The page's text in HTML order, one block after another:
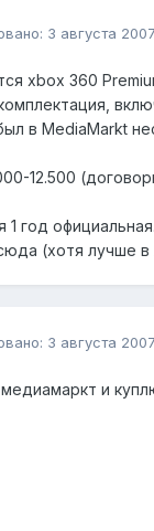
3 августа 2007
xbox 360
в MediaMarkt
12.500
1 год
(хотя лучше
3 августа 2007
и